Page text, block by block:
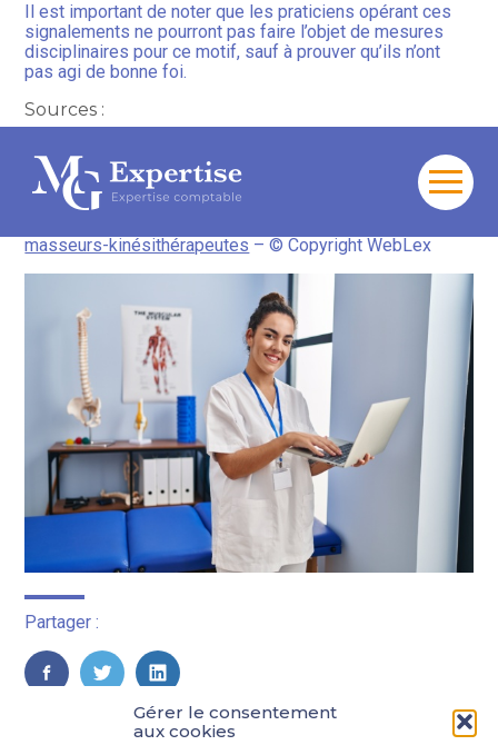
Gérer le consentement
aux cookies
Aller
Il est important de noter que les praticiens opérant ces
signalements ne pourront pas faire l’objet de mesures
disciplinaires pour ce motif, sauf à prouver qu’ils n’ont
pas agi de bonne foi.
Sources :
modification du code de déontologie des masseurs-
kinésithérapeutes
masseurs-kinésithérapeutes – © Copyright WebLex
Partager :
FaceBook
TwitterLinkedIn